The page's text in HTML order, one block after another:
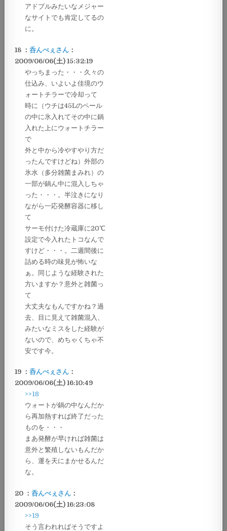
アドブルみたいなメジャー
なサイトでも肯定してるの
に。
18 ：呑んべぇさん ：
2009/06/06(土) 15:32:19
やっちまった・・・久々の
仕込み、いよいよ佳境のウ
ォートチラーで冷却って
時に（ウチは45Lのペール
の中に氷入れてその中に鍋
入れた上にウォートチラー
で
外と中から冷やすやり方だ
ったんですけどね）外部の
氷水（多分雑菌まみれ）の
一部が鍋ん中に混入しちゃ
った・・・。半泣きになり
ながら一応発酵容器に移し
て
サーモ付けた冷蔵庫に20℃
設定で今入れたトコなんで
すけど・・・。二週間後に
詰める時の味見が怖いな
ぁ。同じような経験された
方いますか？意外と雑菌っ
て
大丈夫なもんですかね？過
去、目に見えて雑菌混入、
みたいなミスをした経験が
ないので、めちゃくちゃ不
安です今。
19 ：呑んべぇさん ：
2009/06/06(土) 16:10:49
>>18
ウォートが鍋の中なんだか
ら再加熱すれば終了だった
ものを・・・
まあ発酵が早ければ雑菌は
意外と繁殖しないもんだか
ら、運を天にまかせるんだ
な。
20 ：呑んべぇさん ：
2009/06/06(土) 16:23:08
>>19
そう言われればそうですよ